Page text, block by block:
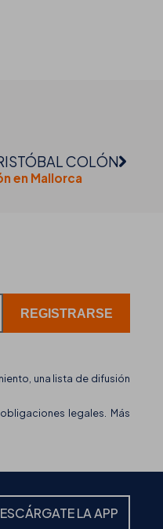
COLÓN
en Mallorca
como nuevo
una lista de difusión
legales. Más
LA APP